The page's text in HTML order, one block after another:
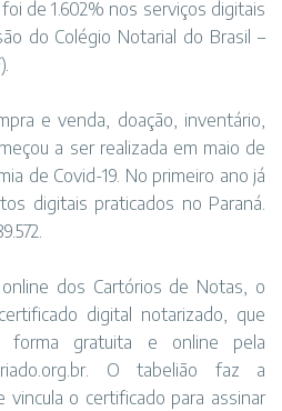
de 1.602% nos serviços digitais
do Colégio Notarial do Brasil –
e venda, doação, inventário,
a ser realizada em maio de
de Covid-19. No primeiro ano já
digitais praticados no Paraná.
dos Cartórios de Notas, o
digital notarizado, que
forma gratuita e online pela
. O tabelião faz a
vincula o certificado para assinar